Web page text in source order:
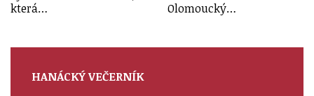
která…
Olomoucký…
HANÁCKÝ VEČERNÍK